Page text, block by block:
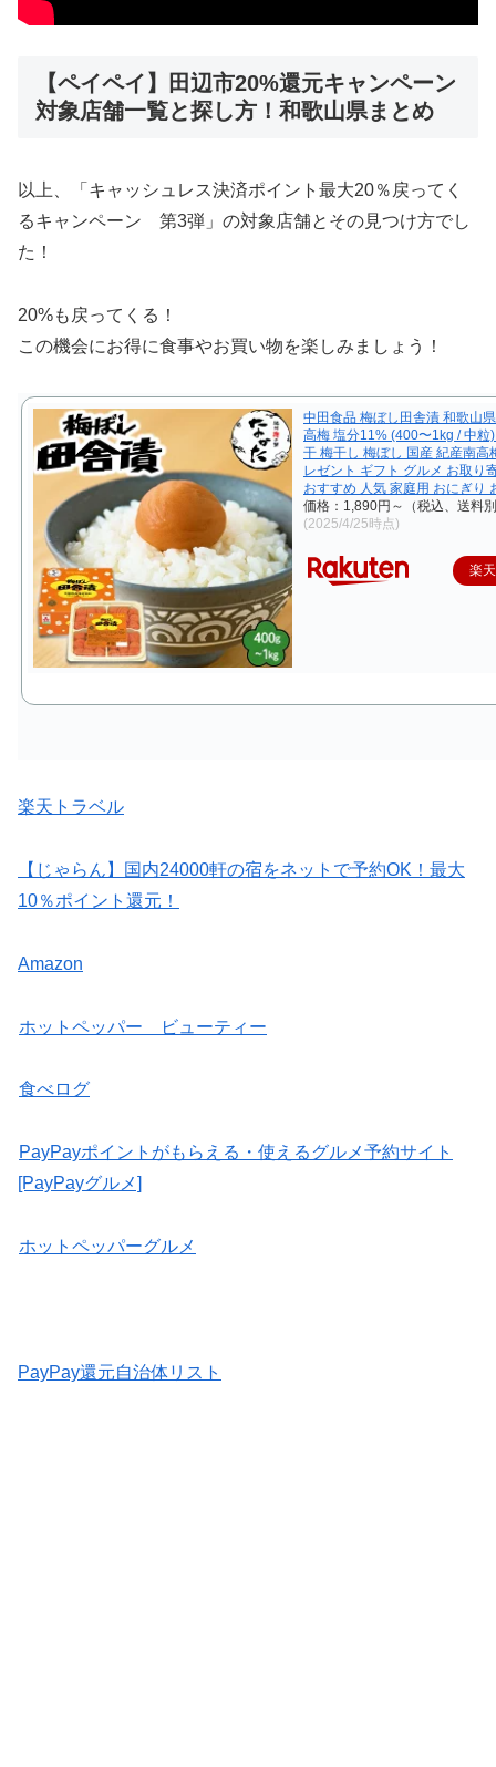
【ペイペイ】田辺市20%還元キャンペーン
対象店舗一覧と探し方！和歌山県まとめ
以上、「キャッシュレス決済ポイント最大20％戻ってく
るキャンペーン 第3弾」の対象店舗とその見つけ方でし
た！
20%も戻ってくる！
この機会にお得に食事やお買い物を楽しみましょう！
中田食品 梅ぼし田舎漬 和歌山
高梅 塩分11% (400〜1kg / 中粒
干 梅干し 梅ぼし 国産 紀産南高
レゼント ギフト グルメ お取り
おすすめ 人気 家庭用 おにぎり
価格：1,890円～（税込、送料
(2025/4/25時点)
楽
楽天トラベル
【じゃらん】国内24000軒の宿をネットで予約OK！最大
10％ポイント還元！
Amazon
ホットペッパー ビューティー
食べログ
PayPayポイントがもらえる・使えるグルメ予約サイト
[PayPayグルメ]
ホットペッパーグルメ
PayPay還元自治体リスト